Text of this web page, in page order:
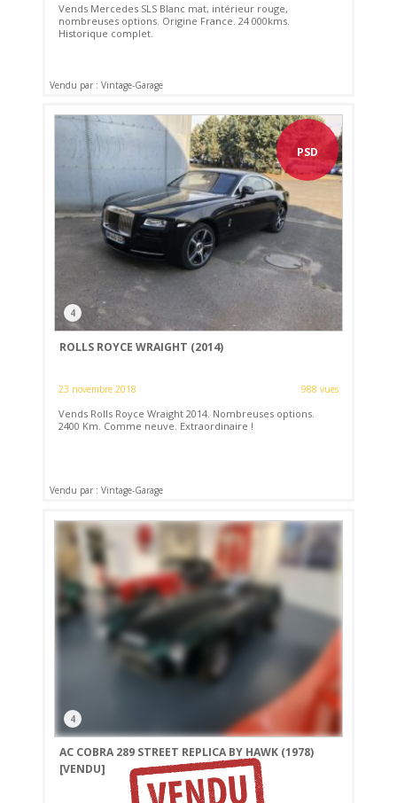
Vends Mercedes SLS Blanc mat, intérieur rouge,
nombreuses options. Origine France. 24 000kms.
Historique complet.
Vendu par : Vintage-Garage
PSD
4
ROLLS ROYCE WRAIGHT (2014)
23 novembre 2018 988 vues
Vends Rolls Royce Wraight 2014. Nombreuses options.
2400 Km. Comme neuve. Extraordinaire !
Vendu par : Vintage-Garage
4
AC COBRA 289 STREET REPLICA BY HAWK (1978)
[VENDU]